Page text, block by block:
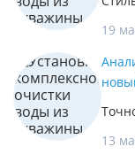
19
13